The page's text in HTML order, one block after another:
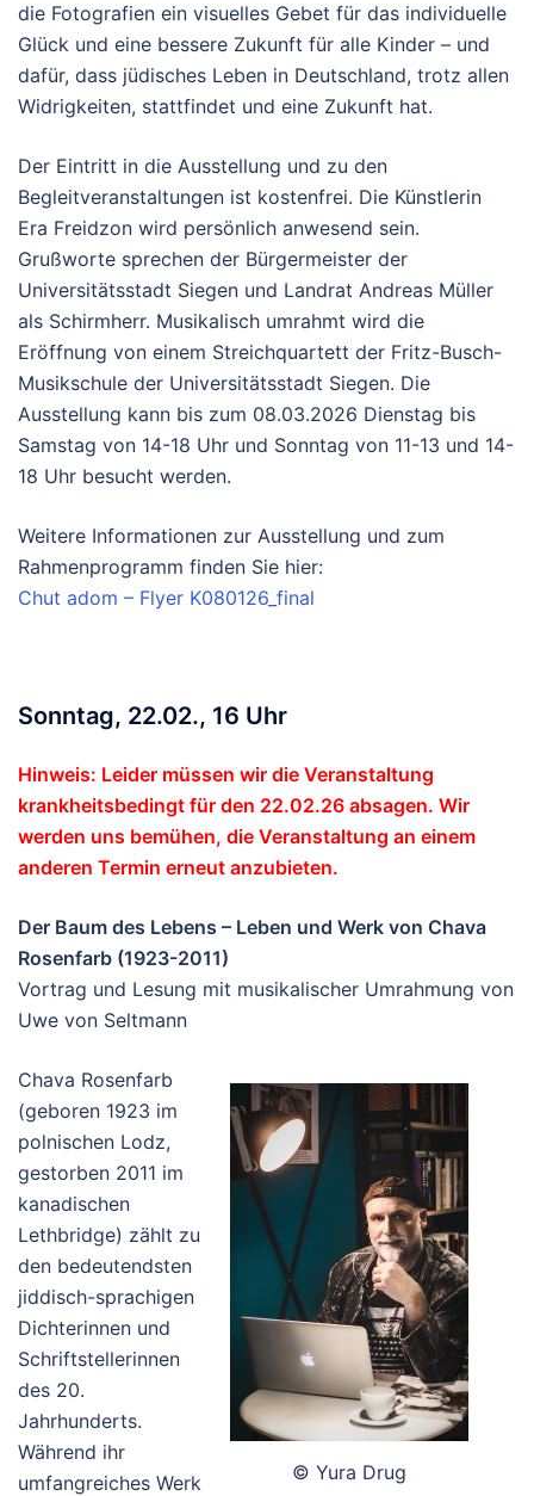
die Fotografien ein visuelles Gebet für das individuelle
Glück und eine bessere Zukunft für alle Kinder – und
dafür, dass jüdisches Leben in Deutschland, trotz allen
Widrigkeiten, stattfindet und eine Zukunft hat.
Der Eintritt in die Ausstellung und zu den
Begleitveranstaltungen ist kostenfrei. Die Künstlerin
Era Freidzon wird persönlich anwesend sein.
Grußworte sprechen der Bürgermeister der
Universitätsstadt Siegen und Landrat Andreas Müller
als Schirmherr. Musikalisch umrahmt wird die
Eröffnung von einem Streichquartett der Fritz-Busch-
Musikschule der Universitätsstadt Siegen. Die
Ausstellung kann bis zum 08.03.2026 Dienstag bis
Samstag von 14-18 Uhr und Sonntag von 11-13 und 14-
18 Uhr besucht werden.
Weitere Informationen zur Ausstellung und zum
Rahmenprogramm finden Sie hier:
Chut adom – Flyer K080126_final
Sonntag, 22.02., 16 Uhr
Hinweis: Leider müssen wir die Veranstaltung
krankheitsbedingt für den 22.02.26 absagen. Wir
werden uns bemühen, die Veranstaltung an einem
anderen Termin erneut anzubieten.
Der Baum des Lebens – Leben und Werk von Chava
Rosenfarb (1923-2011)
Vortrag und Lesung mit musikalischer Umrahmung von
Uwe von Seltmann
© Yura Drug
Chava Rosenfarb
(geboren 1923 im
polnischen Lodz,
gestorben 2011 im
kanadischen
Lethbridge) zählt zu
den bedeutendsten
jiddisch-sprachigen
Dichterinnen und
Schriftstellerinnen
des 20.
Jahrhunderts.
Während ihr
umfangreiches Werk